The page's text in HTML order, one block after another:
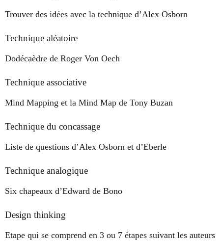
Trouver des idées avec la technique d’Alex Osborn
Technique aléatoire
Dodécaèdre de Roger Von Oech
Technique associative
Mind Mapping et la Mind Map de Tony Buzan
Technique du concassage
Liste de questions d’Alex Osborn et d’Eberle
Technique analogique
Six chapeaux d’Edward de Bono
Design thinking
Etape qui se comprend en 3 ou 7 étapes suivant les auteurs